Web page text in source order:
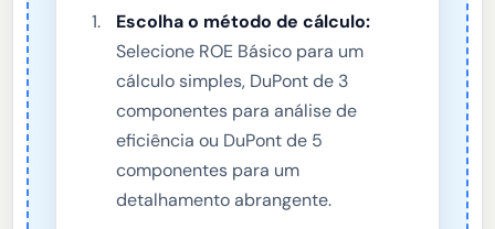
Escolha o método de cálculo:
Selecione ROE Básico para um
cálculo simples, DuPont de 3
componentes para análise de
eficiência ou DuPont de 5
componentes para um
detalhamento abrangente.